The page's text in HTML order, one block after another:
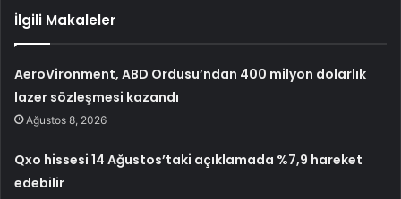
İlgili Makaleler
AeroVironment, ABD Ordusu’ndan 400 milyon dolarlık
lazer sözleşmesi kazandı
Ağustos 8, 2026
Qxo hissesi 14 Ağustos’taki açıklamada %7,9 hareket
edebilir